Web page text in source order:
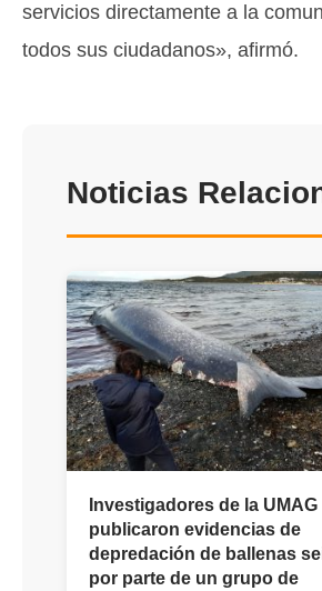
servicios directamente a la
todos sus ciudadanos», afirmó.
Noticias
Investigadores de la UMAG
publicaron evidencias de
depredación de ballenas
por parte de un grupo de